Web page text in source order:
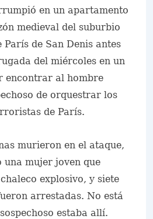
en un apartamento
medieval del suburbio
París de San Denis antes
del miércoles en un
encontrar al hombre
de orquestrar los
de París.
murieron en el ataque,
una mujer joven que
explosivo, y siete
arrestadas. No está
estaba allí.